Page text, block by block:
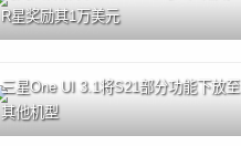
R星奖励其1万美元
三星One UI 3.1将S21部分功能下放至
其他机型